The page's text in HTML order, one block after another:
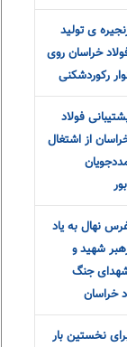
ی تولید
خراسان روی
رکوردشکنی
فولاد
از اشتغال
نهال به یاد
شهید و
جنگ
خراسان
نخستین بار